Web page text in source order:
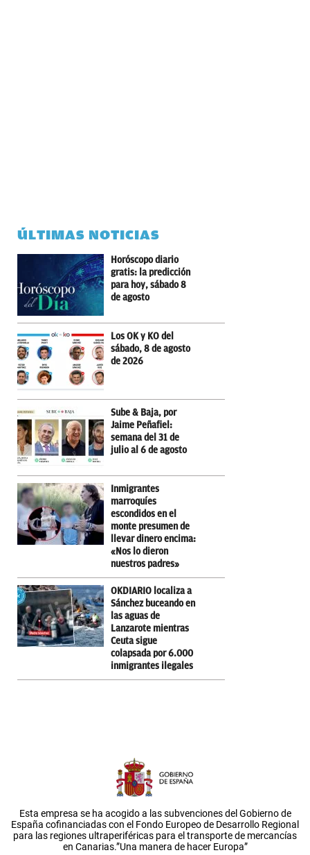
ÚLTIMAS NOTICIAS
Horóscopo diario
gratis: la predicción
para hoy, sábado 8
de agosto
Los OK y KO del
sábado, 8 de agosto
de 2026
Sube & Baja, por
Jaime Peñafiel:
semana del 31 de
julio al 6 de agosto
Inmigrantes
marroquíes
escondidos en el
monte presumen de
llevar dinero encima:
«Nos lo dieron
nuestros padres»
OKDIARIO localiza a
Sánchez buceando en
las aguas de
Lanzarote mientras
Ceuta sigue
colapsada por 6.000
inmigrantes ilegales
Esta empresa se ha acogido a las subvenciones del Gobierno de
España cofinanciadas con el Fondo Europeo de Desarrollo Regional
para las regiones ultraperiféricas para el transporte de mercancías
en Canarias.”Una manera de hacer Europa”